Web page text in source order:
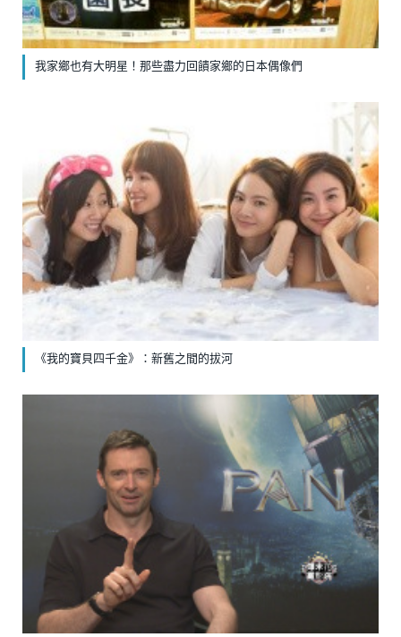
我家鄉也有大明星！那些盡力回饋家鄉的日本偶像們
《我的寶貝四千金》：新舊之間的拔河